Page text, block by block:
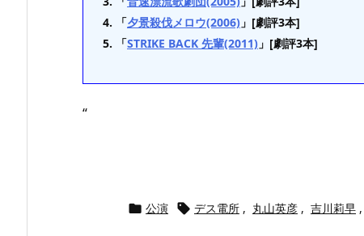
「夕景殺伐メロウ(2006) 」[劇評3本]
「STRIKE BACK 先輩(2011) 」[劇評3本]
“
 公演  デス電所 , 丸山英彦 , 吉川莉早 ,